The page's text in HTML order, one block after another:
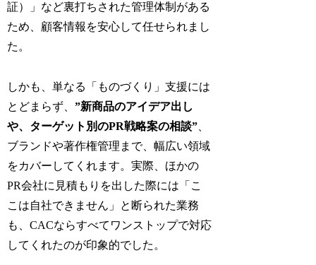
証）」など裏打ちされた管理体制がある
ため、顧客情報を安心して任せられまし
た。
しかも、単なる「ものづくり」支援には
とどまらず、”新商品のアイデア出し
や、ターゲット別のPR戦略案の相談”
ブランドや著作権管理まで、幅広い領域
をカバーしてくれます。実際、ほかの
PR会社に見積もりを出した際には「こ
こは自社できません」と断られた業務
も、CACならすべてワンストップで対応
してくれたのが印象的でした。